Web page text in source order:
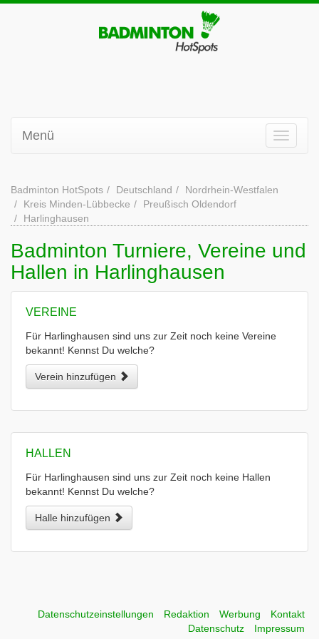
Menü
Badminton HotSpots Deutschland
Nordrhein-Westfalen
Kreis Minden-Lübbecke
Preußisch Oldendorf
Harlinghausen
Badminton Turniere, Vereine und
Hallen in Harlinghausen
VEREINE
Für Harlinghausen sind uns zur Zeit noch keine Vereine
bekannt! Kennst Du welche?
Verein hinzufügen
HALLEN
Für Harlinghausen sind uns zur Zeit noch keine Hallen
bekannt! Kennst Du welche?
Halle hinzufügen
Datenschutzeinstellungen Redaktion Werbung
Kontakt
Datenschutz
Impressum